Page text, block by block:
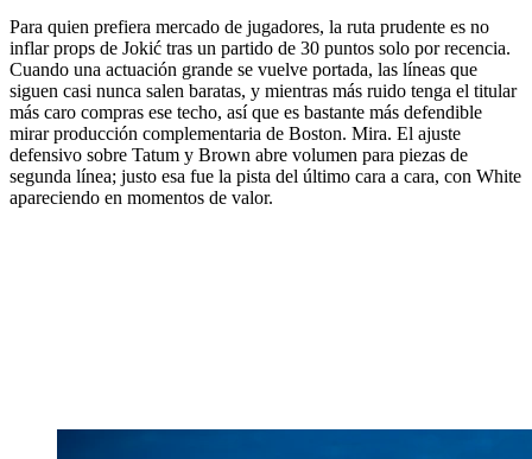
Para quien prefiera mercado de jugadores, la ruta prudente es no
inflar props de Jokić tras un partido de 30 puntos solo por recencia.
Cuando una actuación grande se vuelve portada, las líneas que
siguen casi nunca salen baratas, y mientras más ruido tenga el titular
más caro compras ese techo, así que es bastante más defendible
mirar producción complementaria de Boston. Mira. El ajuste
defensivo sobre Tatum y Brown abre volumen para piezas de
segunda línea; justo esa fue la pista del último cara a cara, con White
apareciendo en momentos de valor.